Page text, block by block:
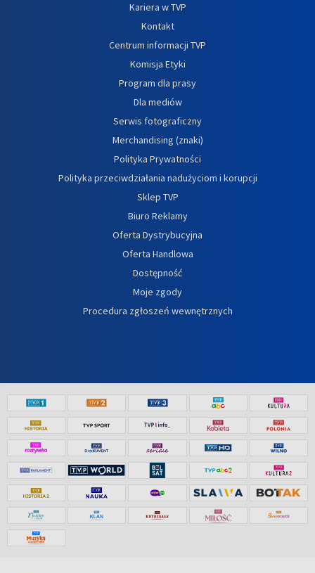
Kariera w TVP
Kontakt
Centrum informacji TVP
Komisja Etyki
Program dla prasy
Dla mediów
Serwis fotograficzny
Merchandising (znaki)
Polityka Prywatności
Polityka przeciwdziałania nadużyciom i korupcji
Sklep TVP
Biuro Reklamy
Oferta Dystrybucyjna
Oferta Handlowa
Dostępność
Moje zgody
Procedura zgłoszeń wewnętrznych